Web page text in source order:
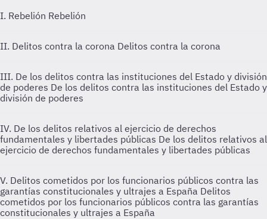
I. Rebelión Rebelión
II. Delitos contra la corona Delitos contra la corona
III. De los delitos contra las instituciones del Estado y división
de poderes De los delitos contra las instituciones del Estado y
división de poderes
IV. De los delitos relativos al ejercicio de derechos
fundamentales y libertades públicas De los delitos relativos al
ejercicio de derechos fundamentales y libertades públicas
V. Delitos cometidos por los funcionarios públicos contra las
garantías constitucionales y ultrajes a España Delitos
cometidos por los funcionarios públicos contra las garantías
constitucionales y ultrajes a España